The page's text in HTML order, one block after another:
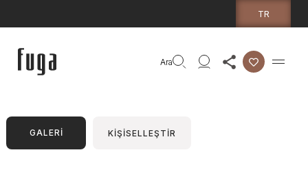
TR
Ara
GALERİ KİŞİSELLEŞTİR